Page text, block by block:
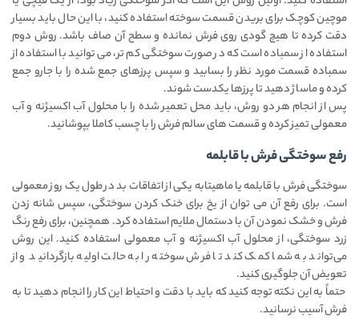
موچین کوچک برای بریدن قسمت سوخته استفاده کنید، با این حال باید بسیار
دقت کرده تا هیچ گودی روی فرش نمانده و سطح آن صاف باشد. روش دوم
استفاده از سمباده است که در صورت سوختگی کم تر، می ‌توانید با استفاده از
سمباده قسمت مورد نظر را بسابید و سپس پرزهای جمع شده را با جارو جمع
کرده و ماساژ دهید تا پرزها یکدست شوند.
پس از انجام هر دو روش، باید محل تعمیر شده را با محلول آب اکسیژنه و آب
معمولی تمیز کرده و قسمت ‌های سالم فرش را با چسب کاملا بپوشانید.
رفع سوختگی فرش با قابلمه
سوختگی فرش با قابلمه یا ماهیتابه یکی از اتفاقات بد در طول یک روز معمولی
است. برای رفع آن می توان از یخ برای خنک کردن سوختگی، سپس شانه زدن
فرش و خشک نمودن آن با دستمال ملایم استفاده کرد. همچنین، برای رفع رنگ
زرد سوختگی، از محلول آب اکسیژنه و آب معمولی استفاده کنید. این روش
می‌تواند به شما کمک کند تا فرش سوخته را به حالت اولیه بازگردانید و از
تعویض آن جلوگیری کنید.
حتماً به این نکته توجه کنید که باید با دقت و احتیاط این کار را انجام دهید تا به
فرش آسیب نرسانید.